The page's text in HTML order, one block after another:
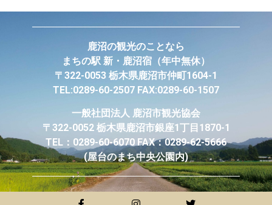
鹿沼の観光のことなら
まちの駅 新・鹿沼宿 （年中無休）
〒322-0053 栃木県鹿沼市仲町1604-1
TEL:0289-60-2507 FAX:0289-60-1507
一般社団法人 鹿沼市観光協会
〒322-0052 栃木県鹿沼市銀座1丁目1870-1
TEL：0289-60-6070 FAX：0289-62-5666
(屋台のまち中央公園内)